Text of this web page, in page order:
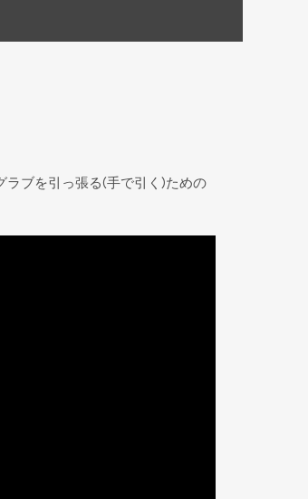
ラブを引っ張る(手で引く)ための